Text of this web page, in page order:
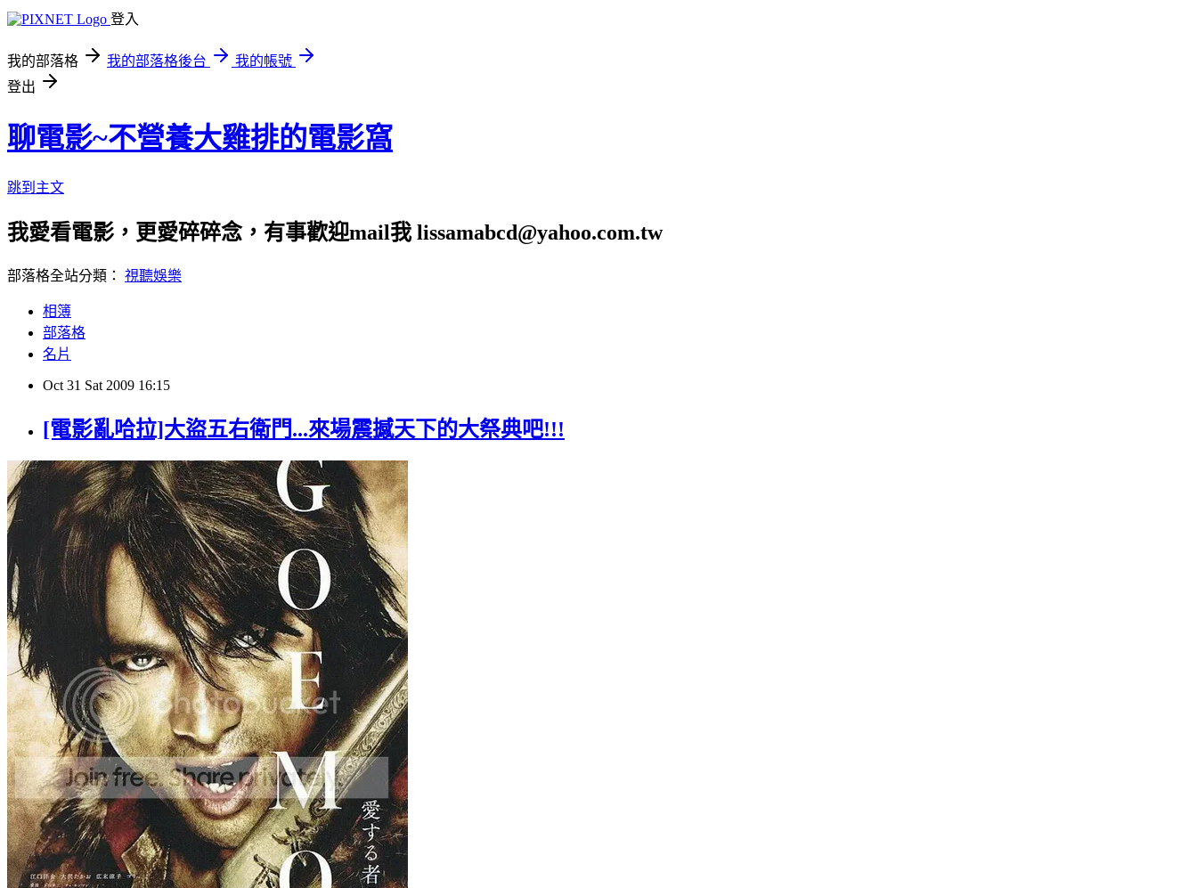
登入
我的部落格 我的部落格後台
我的帳號
登出
聊電影~不營養大雞排的電影窩
跳到主文
我愛看電影，更愛碎碎念，有事歡迎mail我 lissamabcd@yahoo.com.tw
部落格全站分類： 視聽娛樂
相簿
部落格
名片
Oct 31 Sat 2009 16:15
[電影亂哈拉]大盜五右衛門...來場震撼天下的大祭典吧!!!